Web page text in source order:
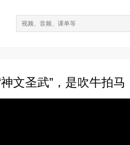
文圣武”，是吹牛拍马